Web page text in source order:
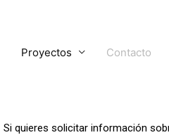
Proyectos Contacto
Si quieres solicitar información